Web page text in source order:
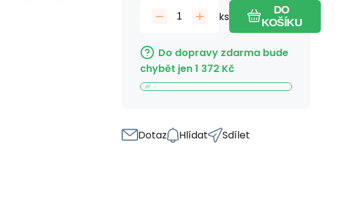
ks
DO
KOŠÍKU
Do dopravy zdarma bude
chybět jen1 372 Kč
Dotaz Hlídat Sdílet